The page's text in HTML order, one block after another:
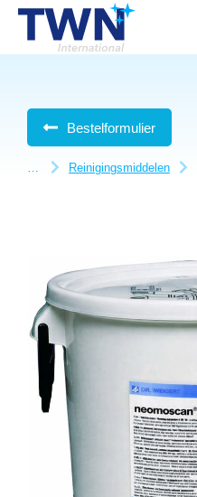
Bestelformulier
Je bent hier:
Reinigingsmiddelen